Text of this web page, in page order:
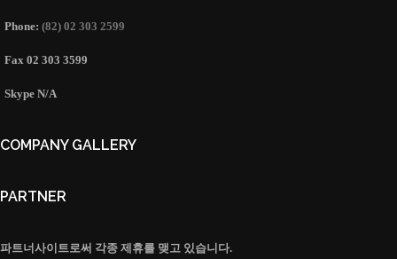
Phone: (82) 02 303 2599
Fax 02 303 3599
Skype N/A
COMPANY GALLERY
PARTNER
파트너사이트로써 각종 제휴를 맺고 있습니다.